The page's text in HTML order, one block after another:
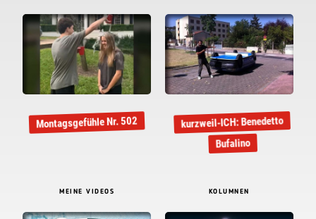
Montagsgefühle Nr. 502 kurzweil-ICH: Benedetto
Bufalino
MEINE VIDEOS KOLUMNEN